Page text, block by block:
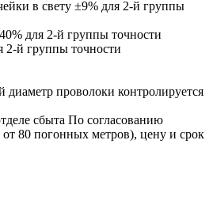
в свету ±9% для 2-й группы
40% для 2-й группы точности
2-й группы точности
проволоки контролируется
сбыта По согласованию
80 погонных метров), цену и срок